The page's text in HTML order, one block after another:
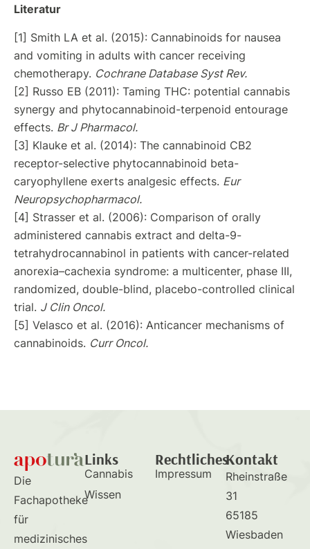
Literatur
[1] Smith LA et al. (2015): Cannabinoids for nausea
and vomiting in adults with cancer receiving
chemotherapy. Cochrane Database Syst Rev.
[2] Russo EB (2011): Taming THC: potential cannabis
synergy and phytocannabinoid-terpenoid entourage
effects. Br J Pharmacol.
[3] Klauke et al. (2014): The cannabinoid CB2
receptor-selective phytocannabinoid beta-
caryophyllene exerts analgesic effects. Eur
Neuropsychopharmacol.
[4] Strasser et al. (2006): Comparison of orally
administered cannabis extract and delta-9-
tetrahydrocannabinol in patients with cancer-related
anorexia–cachexia syndrome: a multicenter, phase III,
randomized, double-blind, placebo-controlled clinical
trial. J Clin Oncol.
[5] Velasco et al. (2016): Anticancer mechanisms of
cannabinoids. Curr Oncol.
Die
Fachapotheke
für
medizinisches
Links
Cannabis
Wissen
Rechtliches
Impressum
Kontakt
Rheinstraße
31
65185
Wiesbaden